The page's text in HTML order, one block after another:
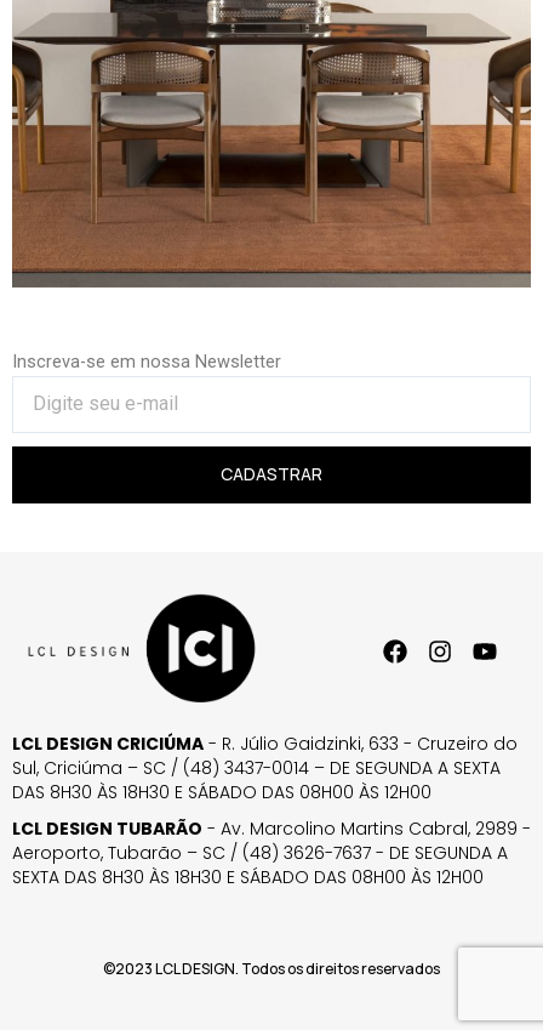
Inscreva-se em nossa Newsletter
CADASTRAR
LCL DESIGN CRICIÚMA - R. Júlio Gaidzinki, 633 - Cruzeiro do
Sul, Criciúma – SC / (48) 3437-0014 – DE SEGUNDA A SEXTA
DAS 8H30 ÀS 18H30 E SÁBADO DAS 08H00 ÀS 12H00
LCL DESIGN TUBARÃO - Av. Marcolino Martins Cabral, 2989 -
Aeroporto, Tubarão – SC / (48) 3626-7637 - DE SEGUNDA A
SEXTA DAS 8H30 ÀS 18H30 E SÁBADO DAS 08H00 ÀS 12H00
©2023 LCL DESIGN. Todos os direitos reservados